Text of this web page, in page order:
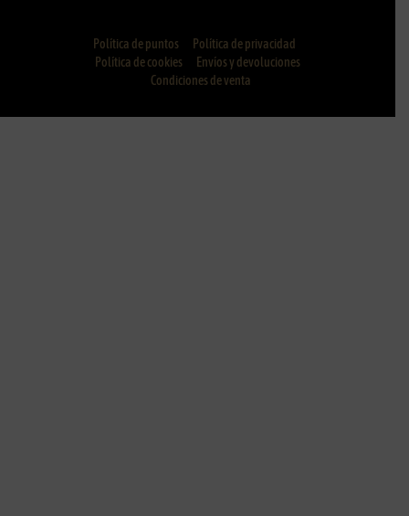
Política de puntos
Política de privacidad
Política de cookies
Envíos y devoluciones
Condiciones de venta